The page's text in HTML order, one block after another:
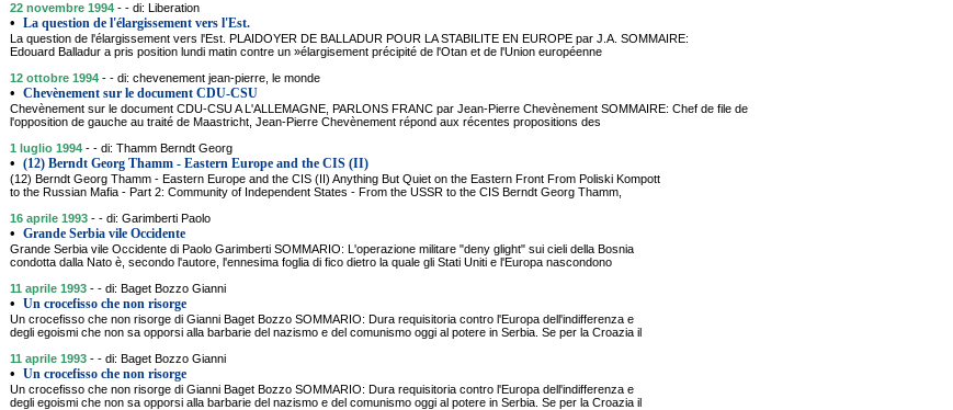
22 novembre 1994 - - di: Liberation
• La question de l'élargissement vers l'Est.
La question de l'élargissement vers l'Est. PLAIDOYER DE BALLADUR POUR LA STABILITE EN EUROPE par J.A. SOMMAIRE:
Edouard Balladur a pris position lundi matin contre un »élargisement précipité de l'Otan et de l'Union européenne
12 ottobre 1994 - - di: chevenement jean-pierre, le monde
• Chevènement sur le document CDU-CSU
Chevènement sur le document CDU-CSU A L'ALLEMAGNE, PARLONS FRANC par Jean-Pierre Chevènement SOMMAIRE: Chef de file de
l'opposition de gauche au traité de Maastricht, Jean-Pierre Chevènement répond aux récentes propositions des
1 luglio 1994 - - di: Thamm Berndt Georg
• (12) Berndt Georg Thamm - Eastern Europe and the CIS (II)
(12) Berndt Georg Thamm - Eastern Europe and the CIS (II) Anything But Quiet on the Eastern Front From Poliski Kompott
to the Russian Mafia - Part 2: Community of Independent States - From the USSR to the CIS Berndt Georg Thamm,
16 aprile 1993 - - di: Garimberti Paolo
• Grande Serbia vile Occidente
Grande Serbia vile Occidente di Paolo Garimberti SOMMARIO: L'operazione militare "deny glight" sui cieli della Bosnia
condotta dalla Nato è, secondo l'autore, l'ennesima foglia di fico dietro la quale gli Stati Uniti e l'Europa nascondono
11 aprile 1993 - - di: Baget Bozzo Gianni
• Un crocefisso che non risorge
Un crocefisso che non risorge di Gianni Baget Bozzo SOMMARIO: Dura requisitoria contro l'Europa dell'indifferenza e
degli egoismi che non sa opporsi alla barbarie del nazismo e del comunismo oggi al potere in Serbia. Se per la Croazia il
11 aprile 1993 - - di: Baget Bozzo Gianni
• Un crocefisso che non risorge
Un crocefisso che non risorge di Gianni Baget Bozzo SOMMARIO: Dura requisitoria contro l'Europa dell'indifferenza e
degli egoismi che non sa opporsi alla barbarie del nazismo e del comunismo oggi al potere in Serbia. Se per la Croazia il